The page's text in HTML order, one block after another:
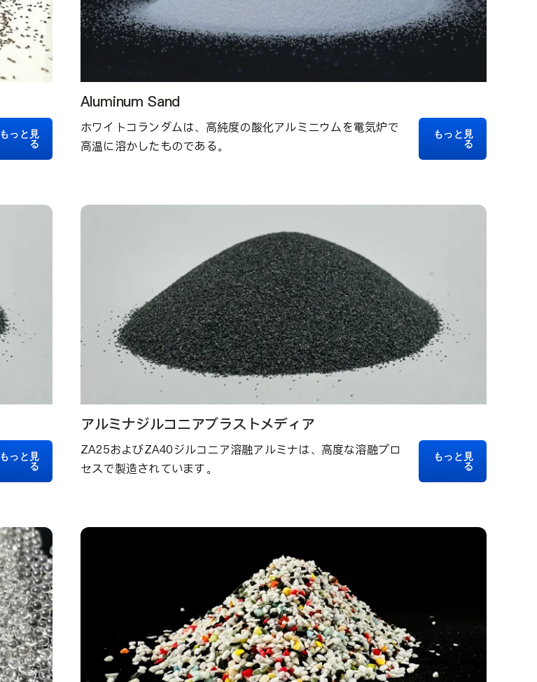
もっと見
る
Aluminum Sand
ホワイトコランダムは、高純度の酸化アルミニウムを電気炉で
高温に溶かしたものである。
もっと見
る
もっと見
る
アルミナジルコニアブラストメディア
ZA25およびZA40ジルコニア溶融アルミナは、高度な溶融プロ
セスで製造されています。
もっと見
る